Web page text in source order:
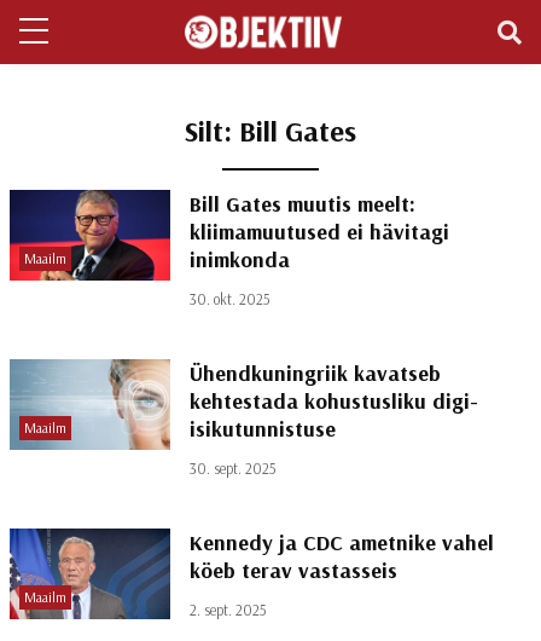
Silt: Bill Gates
Maailm
Bill Gates muutis meelt:
kliimamuutused ei hävitagi
inimkonda
30. okt. 2025
Maailm
Ühendkuningriik kavatseb
kehtestada kohustusliku digi-
isikutunnistuse
30. sept. 2025
Maailm
Kennedy ja CDC ametnike vahel
köeb terav vastasseis
2. sept. 2025